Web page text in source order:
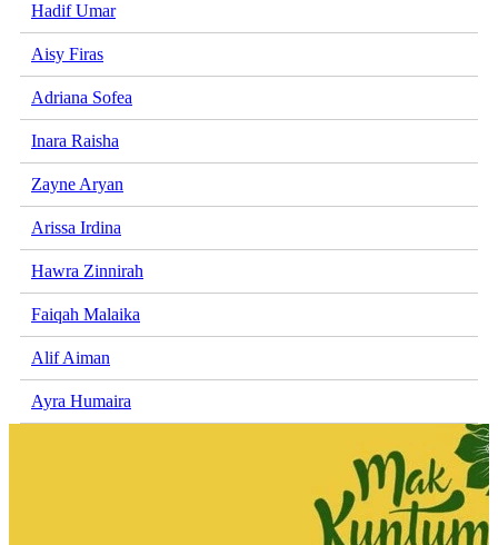
Hadif Umar
Aisy Firas
Adriana Sofea
Inara Raisha
Zayne Aryan
Arissa Irdina
Hawra Zinnirah
Faiqah Malaika
Alif Aiman
Ayra Humaira